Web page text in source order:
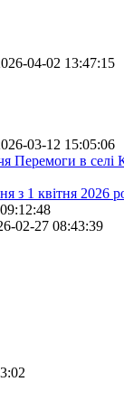
04-02 13:47:15
03-12 15:05:06
Перемоги в селі
з 1 квітня 2026
02-27 08:43:39